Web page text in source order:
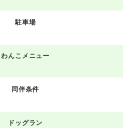
駐車場
わんこメニュー
同伴条件
ドッグラン